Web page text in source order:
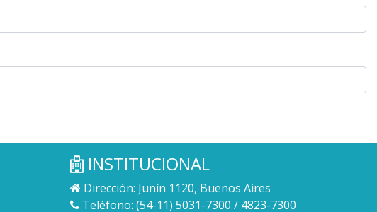
INSTITUCIONAL
Dirección: Junín 1120, Buenos Aires
Teléfono: (54-11) 5031-7300 / 4823-7300